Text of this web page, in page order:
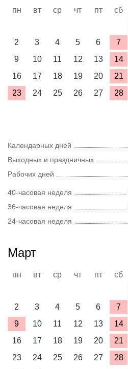
пн вт ср чт пт сб
2
3 4 5 6 7
9
10 11 12 13 14
16
17 18 19 20 21
23
24 25 26 27 28
Календарных дней
Выходных и праздничных
Рабочих дней
40-часовая неделя
36-часовая неделя
24-часовая неделя
Март
пн вт ср чт пт сб
2
3 4 5 6 7
9
10 11 12 13 14
16
17 18 19 20 21
23
24 25 26 27 28